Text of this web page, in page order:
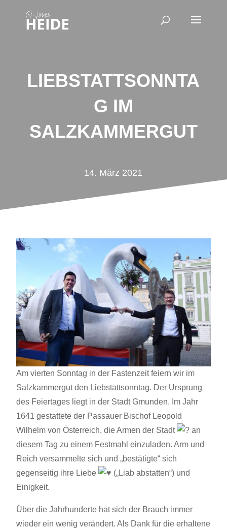
LIEBSTATTSONNTA
G IM
SALZKAMMERGUT
14. März 2021
Am vierten Sonntag in der Fastenzeit feiern wir im
Salzkammergut den Liebstattsonntag. Der Ursprung
des Feiertages liegt in der Stadt Gmunden. Im Jahr
1641 gestattete der Passauer Bischof Leopold
Wilhelm von Österreich, die Armen der Stadt
an
diesem Tag zu einem Festmahl einzuladen. Arm und
Reich versammelte sich und „bestätigte“ sich
gegenseitig ihre Liebe
(„Liab abstatten“) und
Einigkeit.
Über die Jahrhunderte hat sich der Brauch immer
wieder ein wenig verändert. Als Dank für die erhaltene